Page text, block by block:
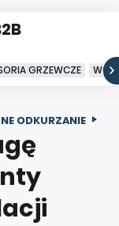
GRZEWCZE
ODKURZANIE